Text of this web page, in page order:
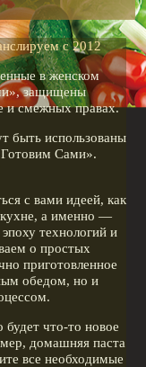
с 2012
в женском
защищены
и смежных правах.
быть использованы
Сами».
с вами идеей, как
а именно —
технологий и
о простых
приготовленное
обедом, но и
что-то новое
домашняя паста
все необходимые